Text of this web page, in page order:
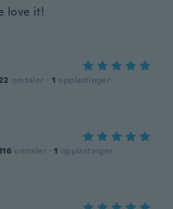
love it!
omtaler · 1 opplastinger
omtaler · 1 opplastinger